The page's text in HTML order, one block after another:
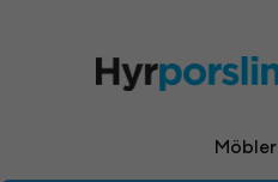
Möbler